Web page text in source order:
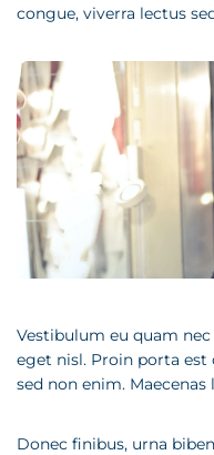
congue, viverra lectus
Vestibulum eu quam
eget nisl. Proin porta
sed non enim.
Donec finibus, urna